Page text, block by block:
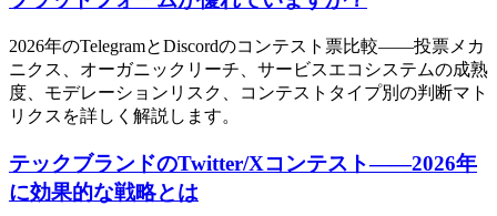
2026年のTelegramとDiscordのコンテスト票比較――投票メカ
ニクス、オーガニックリーチ、サービスエコシステムの成熟
度、モデレーションリスク、コンテストタイプ別の判断マト
リクスを詳しく解説します。
テックブランドのTwitter/Xコンテスト――2026年
に効果的な戦略とは